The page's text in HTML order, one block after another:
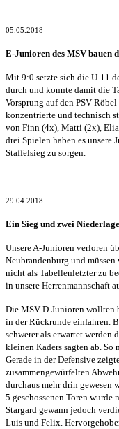
05.05.2018
E-Junioren des MSV bauen
Mit 9:0 setzte sich die U-11
durch und konnte damit die
Vorsprung auf den PSV
konzentrierte und technisch
von Finn (4x), Matti (2x),
drei Spielen haben es unsere
Staffelsieg zu sorgen.
29.04.2018
Ein Sieg und zwei
Unsere A-Junioren verloren
Neubrandenburg und
nicht als Tabellenletzter zu
in unsere Herrenmannschaft
Die MSV D-Junioren wollten
in der Rückrunde einfahren.
schwerer als erwartet werden
kleinen Kaders sagten ab. So
Gerade in der Defensive
zusammengewürfelten
durchaus mehr drin gewesen
5 geschossenen Toren
Stargard gewann jedoch
Luis und Felix.